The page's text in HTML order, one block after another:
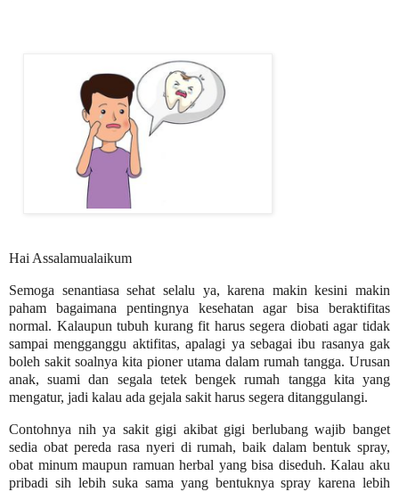
Hai Assalamualaikum
Semoga senantiasa sehat selalu ya, karena makin kesini makin
paham bagaimana pentingnya kesehatan agar bisa beraktifitas
normal. Kalaupun tubuh kurang fit harus segera diobati agar tidak
sampai mengganggu aktifitas, apalagi ya sebagai ibu rasanya gak
boleh sakit soalnya kita pioner utama dalam rumah tangga. Urusan
anak, suami dan segala tetek bengek rumah tangga kita yang
mengatur, jadi kalau ada gejala sakit harus segera ditanggulangi.
Contohnya nih ya sakit gigi akibat gigi berlubang wajib banget
sedia obat pereda rasa nyeri di rumah, baik dalam bentuk spray,
obat minum maupun ramuan herbal yang bisa diseduh. Kalau aku
pribadi sih lebih suka sama yang bentuknya spray karena lebih